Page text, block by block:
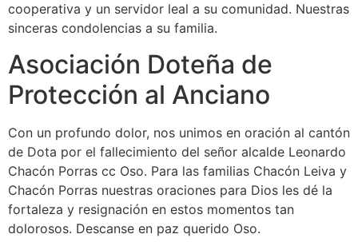
cooperativa y un servidor leal a su comunidad. Nuestras
sinceras condolencias a su familia.
Asociación Doteña de
Protección al Anciano
Con un profundo dolor, nos unimos en oración al cantón
de Dota por el fallecimiento del señor alcalde Leonardo
Chacón Porras cc Oso. Para las familias Chacón Leiva y
Chacón Porras nuestras oraciones para Dios les dé la
fortaleza y resignación en estos momentos tan
dolorosos. Descanse en paz querido Oso.